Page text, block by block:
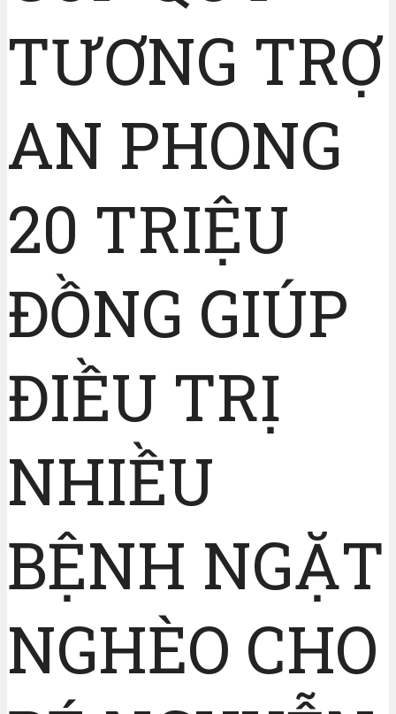
TƯƠNG TRỢ
AN PHONG
20 TRIỆU
ĐỒNG GIÚP
ĐIỀU TRỊ
NHIỀU
BỆNH NGẶT
NGHÈO CHO